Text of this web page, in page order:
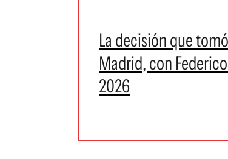
La decisión que
Madrid, con
2026